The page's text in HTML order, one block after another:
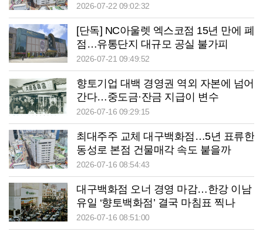
2026-07-22 09:02:32
[단독] NC아울렛 엑스코점 15년 만에 폐
점…유통단지 대규모 공실 불가피
2026-07-21 09:49:52
향토기업 대백 경영권 역외 자본에 넘어
간다…중도금·잔금 지급이 변수
2026-07-16 09:29:15
최대주주 교체 대구백화점…5년 표류한
동성로 본점 건물매각 속도 붙을까
2026-07-16 08:54:43
대구백화점 오너 경영 마감…한강 이남
유일 ‘향토백화점’ 결국 마침표 찍나
2026-07-16 08:51:00